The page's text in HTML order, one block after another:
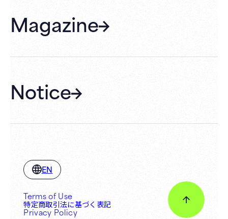
Gift Cards
Membership
Hall Rental
Magazine
Notice
EN
Terms of Use
特定商取引法に基づく表記
Privacy Policy